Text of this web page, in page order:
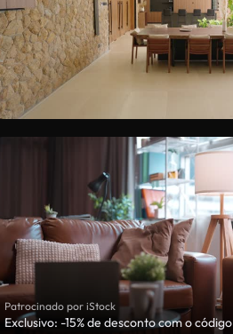
Patrocinado por iStock
Exclusivo: -15% de desconto com o código